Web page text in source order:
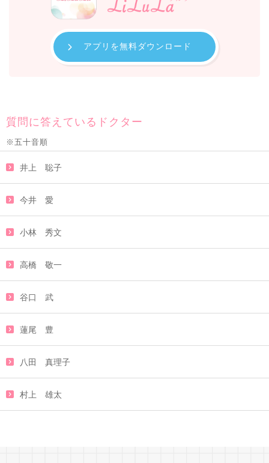
アプリを無料ダウンロード
質問に答えているドクター
※五十音順
井上 聡子
今井 愛
小林 秀文
高橋 敬一
谷口 武
蓮尾 豊
八田 真理子
村上 雄太